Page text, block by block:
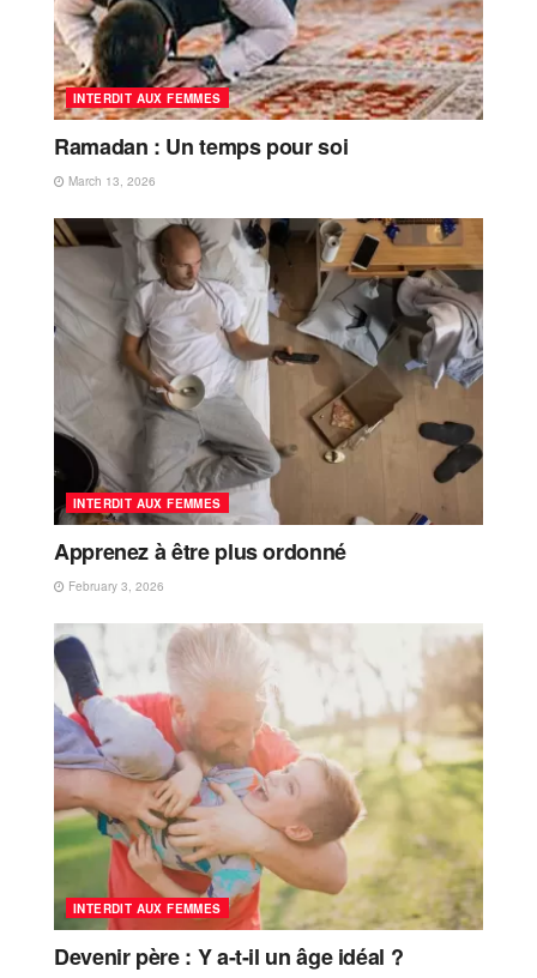
INTERDIT AUX FEMMES
Ramadan : Un temps pour soi
March 13, 2026
INTERDIT AUX FEMMES
Apprenez à être plus ordonné
February 3, 2026
INTERDIT AUX FEMMES
Devenir père : Y a-t-il un âge idéal ?